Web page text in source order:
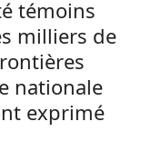
témoins
milliers de
nationale
exprimé